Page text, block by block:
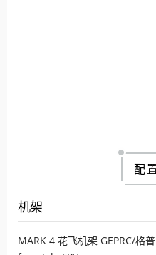
配
机架
MARK 4 花飞机架 GEPRC/格